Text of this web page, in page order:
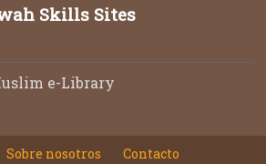
Skills Sites
e-Library
Sobre nosotros Contacto